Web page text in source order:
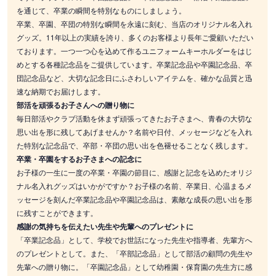
を通じて、卒業の瞬間を特別なものにしましょう。
卒業、卒園、卒団の特別な瞬間を永遠に刻む、当店のオリジナル名入れ
グッズ。11年以上の実績を誇り、多くのお客様より長年ご愛顧いただい
ております。一つ一つ心を込めて作るユニフォームキーホルダーをはじ
めとする各種記念品をご提供しています。卒業記念品や卒園記念品、卒
団記念品など、大切な記念日にふさわしいアイテムを、確かな品質と迅
速な納期でお届けします。
部活を頑張るお子さんへの贈り物に
毎日部活やクラブ活動を休まず頑張ってきたお子さまへ、青春の大切な
思い出を形に残してあげませんか？名前や日付、メッセージなどを入れ
た特別な記念品で、卒部・卒団の思い出を色褪せることなく残します。
卒業・卒園をするお子さまへの記念に
お子様の一生に一度の卒業・卒園の節目に、感謝と記念を込めたオリジ
ナル名入れグッズはいかがですか？お子様の名前、卒業日、心温まるメ
ッセージを刻んだ卒業記念品や卒園記念品は、素敵な成長の思い出を形
に残すことができます。
感謝の気持ちを伝えたい先生や先輩へのプレゼントに
「卒業記念品」として、学校でお世話になった先生や指導者、先輩方へ
のプレゼントとして。また、「卒部記念品」として部活の顧問の先生や
先輩への贈り物に。「卒園記念品」として幼稚園・保育園の先生方に感